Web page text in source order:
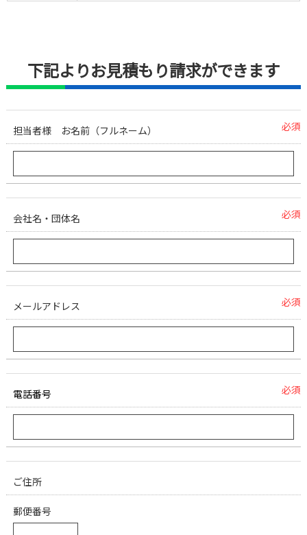
下記よりお見積もり請求ができます
担当者様 お名前（フルネーム） 必須
会社名・団体名 必須
メールアドレス 必須
電話番号 必須
ご住所
郵便番号